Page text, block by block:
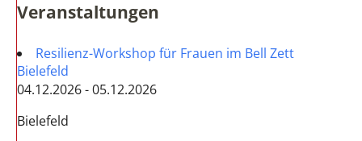
Veranstaltungen
Resilienz-Workshop für Frauen im Bell Zett
Bielefeld
04.12.2026 - 05.12.2026
Bielefeld